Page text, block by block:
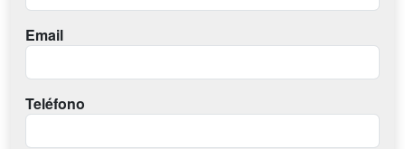
Email
Teléfono